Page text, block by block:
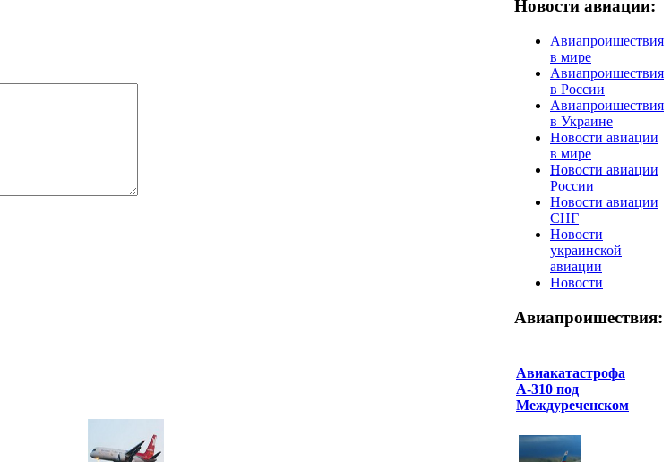
Новости авиации:
Авиапроишествия
в мире
Авиапроишествия
в России
Авиапроишествия
в Украине
Новости авиации
в мире
Новости авиации
России
Новости авиации
СНГ
Новости
украинской
авиации
Новости
Авиапроишествия:
Авиакатастрофа
А-310 под
Междуреченском